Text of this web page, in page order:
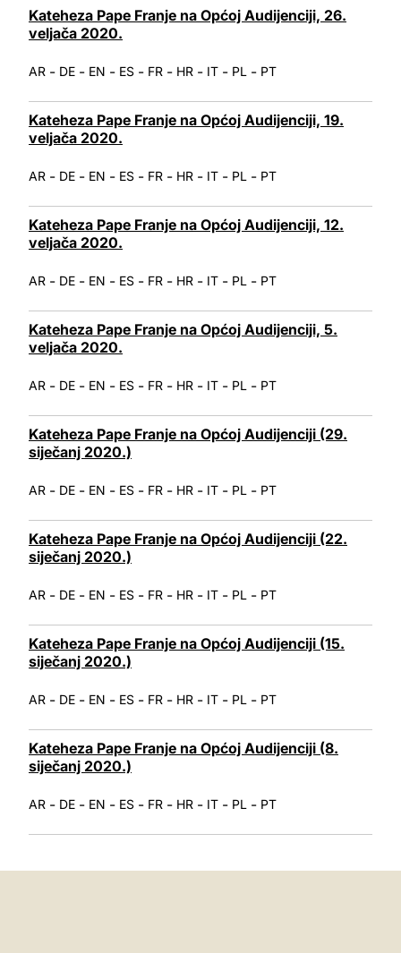
Kateheza Pape Franje na Općoj Audijenciji, 26.
veljača 2020.
AR - DE - EN - ES - FR - HR - IT - PL - PT
Kateheza Pape Franje na Općoj Audijenciji, 19.
veljača 2020.
AR - DE - EN - ES - FR - HR - IT - PL - PT
Kateheza Pape Franje na Općoj Audijenciji, 12.
veljača 2020.
AR - DE - EN - ES - FR - HR - IT - PL - PT
Kateheza Pape Franje na Općoj Audijenciji, 5.
veljača 2020.
AR - DE - EN - ES - FR - HR - IT - PL - PT
Kateheza Pape Franje na Općoj Audijenciji (29.
siječanj 2020.)
AR - DE - EN - ES - FR - HR - IT - PL - PT
Kateheza Pape Franje na Općoj Audijenciji (22.
siječanj 2020.)
AR - DE - EN - ES - FR - HR - IT - PL - PT
Kateheza Pape Franje na Općoj Audijenciji (15.
siječanj 2020.)
AR - DE - EN - ES - FR - HR - IT - PL - PT
Kateheza Pape Franje na Općoj Audijenciji (8.
siječanj 2020.)
AR - DE - EN - ES - FR - HR - IT - PL - PT